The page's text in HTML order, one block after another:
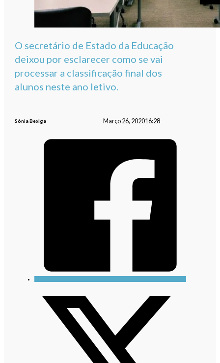
O secretário de Estado da Educação
deixou por esclarecer como se vai
processar a classificação final dos
alunos neste ano letivo.
Sónia Bexiga Março 26, 202016:28